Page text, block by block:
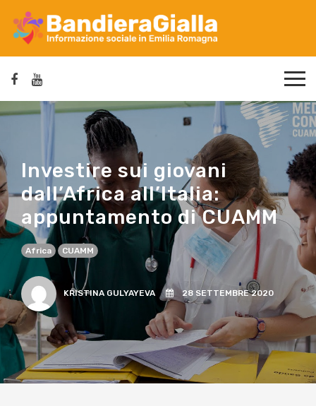
Investire sui giovani
dall’Africa all’Italia:
appuntamento di CUAMM
Africa CUAMM
KRISTINA GULYAYEVA 28 SETTEMBRE 2020